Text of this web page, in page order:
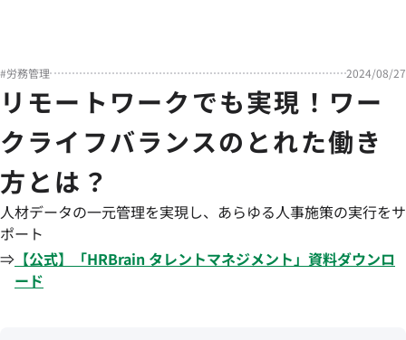
#労務管理 2024/08/27
リモートワークでも実現！ワー
クライフバランスのとれた働き
方とは？
人材データの一元管理を実現し、あらゆる人事施策の実行をサ
ポート
⇒ 【公式】「HRBrain タレントマネジメント」資料ダウンロ
ード